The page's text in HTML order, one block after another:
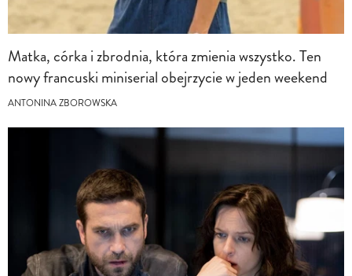
Matka, córka i zbrodnia, która zmienia wszystko. Ten
nowy francuski miniserial obejrzycie w jeden weekend
ANTONINA ZBOROWSKA